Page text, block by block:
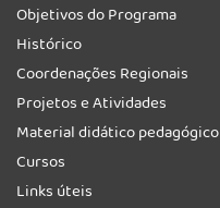
Objetivos do Programa
Histórico
Coordenações Regionais
Projetos e Atividades
Material didático pedagógico
Cursos
Links úteis